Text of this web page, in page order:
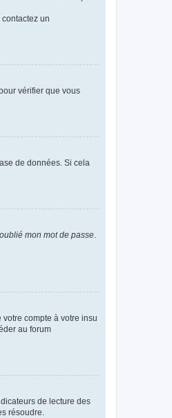
un
vérifier que vous
de données. Si cela
mon mot de passe
compte à votre insu
au forum
de lecture des
résoudre.